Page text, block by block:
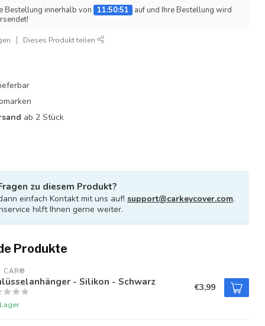
Bestellung innerhalb von 11:50:51
auf und Ihre Bestellung wird
Dieses Produkt teilen
ab 2 Stück
zu diesem Produkt?
einfach Kontakt mit uns auf! support@carkeycover.com.
hilft Ihnen gerne weiter.
Produkte
CAR®
- Silikon - Schwarz €3,99